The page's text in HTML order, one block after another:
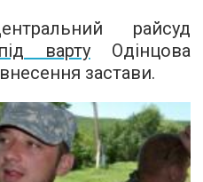
райсуд
вартуОдінцова
застави.